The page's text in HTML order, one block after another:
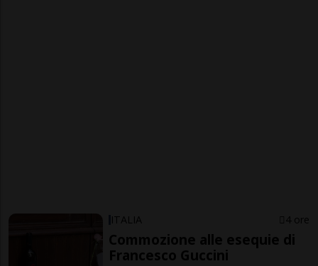
ITALIA 4 ore
Commozione alle esequie di
Francesco Guccini